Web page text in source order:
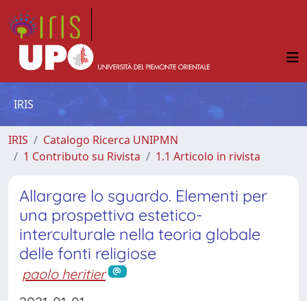
IRIS
IRIS
Catalogo Ricerca UNIPMN
1 Contributo su Rivista
1.1 Articolo in rivista
Allargare lo sguardo. Elementi per
una prospettiva estetico-
interculturale nella teoria globale
delle fonti religiose
paolo heritier